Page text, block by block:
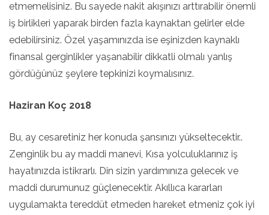
etmemelisiniz. Bu sayede nakit akışınızı arttırabilir önemli
iş birlikleri yaparak birden fazla kaynaktan gelirler elde
edebilirsiniz. Özel yaşamınızda ise eşinizden kaynaklı
finansal gerginlikler yaşanabilir dikkatli olmalı yanlış
gördüğünüz şeylere tepkinizi koymalısınız.
Haziran Koç 2018
Bu, ay cesaretiniz her konuda şansınızı yükseltecektir..
Zenginlik bu ay maddi manevi, Kısa yolculuklarınız iş
hayatınızda istikrarlı. Din sizin yardımınıza gelecek ve
maddi durumunuz güçlenecektir. Akıllıca kararları
uygulamakta tereddüt etmeden hareket etmeniz çok iyi